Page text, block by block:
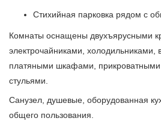
Стихийная парковка рядом с
Комнаты оснащены двухъярусными
электрочайниками,
платяными шкафами, прикроватными
стульями.
Санузел, душевые, оборудованная
общего пользования.